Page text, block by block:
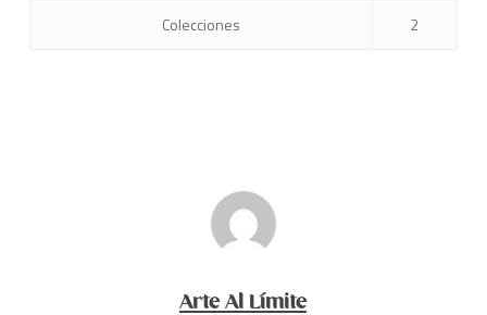
Colecciones 2
Arte Al Límite